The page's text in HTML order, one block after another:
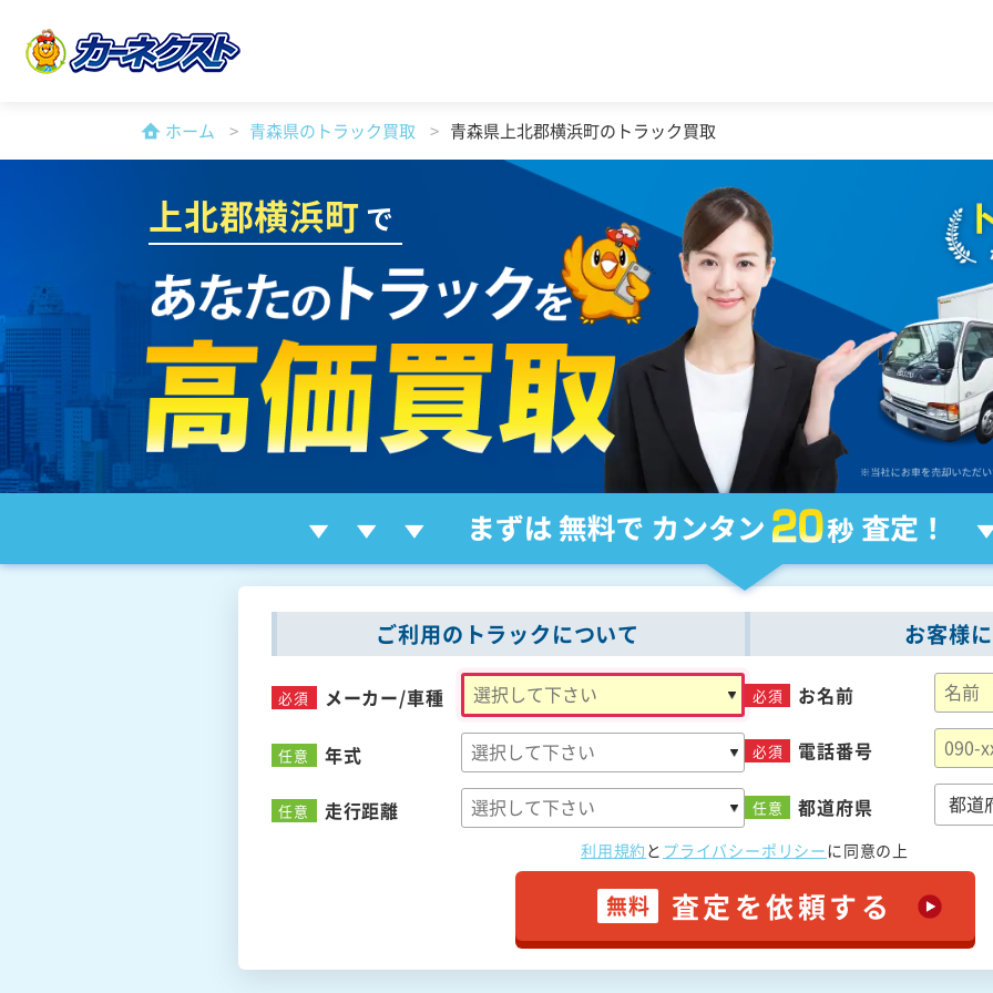
ホーム 青森県のトラック買取 青森県上北郡横浜町のトラック買取
上北郡横浜町 で
ご利用のトラックについて
必須 メーカー/車種
任意 年式
任意 走行距離
お客様
必須 お名前
必須 電話番号
任意 都道府県
利用規約 と プライバシーポリシーに同意の上
無料 査定を依頼する